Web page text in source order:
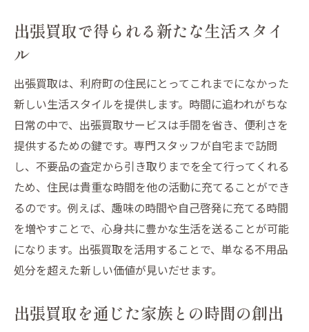
出張買取で得られる新たな生活スタイ
ル
出張買取は、利府町の住民にとってこれまでになかった
新しい生活スタイルを提供します。時間に追われがちな
日常の中で、出張買取サービスは手間を省き、便利さを
提供するための鍵です。専門スタッフが自宅まで訪問
し、不要品の査定から引き取りまでを全て行ってくれる
ため、住民は貴重な時間を他の活動に充てることができ
るのです。例えば、趣味の時間や自己啓発に充てる時間
を増やすことで、心身共に豊かな生活を送ることが可能
になります。出張買取を活用することで、単なる不用品
処分を超えた新しい価値が見いだせます。
出張買取を通じた家族との時間の創出